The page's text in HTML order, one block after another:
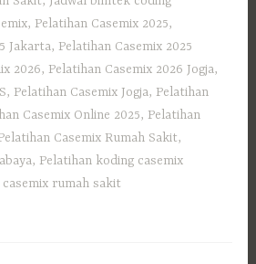
, Pelatihan Casemix 2025,
Jakarta, Pelatihan Casemix 2025
2026, Pelatihan Casemix 2026 Jogja,
, Pelatihan Casemix Jogja, Pelatihan
Casemix Online 2025, Pelatihan
Casemix Rumah Sakit,
, Pelatihan koding casemix
rumah sakit